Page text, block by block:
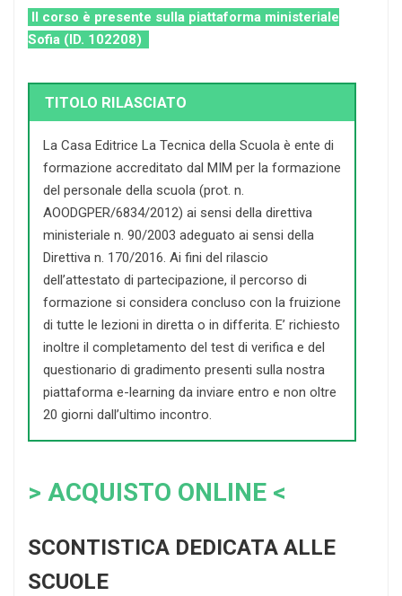
Il corso è presente sulla piattaforma ministeriale
Sofia (ID. 102208)
TITOLO RILASCIATO
La Casa Editrice La Tecnica della Scuola è ente di
formazione accreditato dal MIM per la formazione
del personale della scuola (prot. n.
AOODGPER/6834/2012) ai sensi della direttiva
ministeriale n. 90/2003 adeguato ai sensi della
Direttiva n. 170/2016. Ai fini del rilascio
dell’attestato di partecipazione, il percorso di
formazione si considera concluso con la fruizione
di tutte le lezioni in diretta o in differita. E’ richiesto
inoltre il completamento del test di verifica e del
questionario di gradimento presenti sulla nostra
piattaforma e-learning da inviare entro e non oltre
20 giorni dall’ultimo incontro.
> ACQUISTO ONLINE <
SCONTISTICA DEDICATA ALLE
SCUOLE